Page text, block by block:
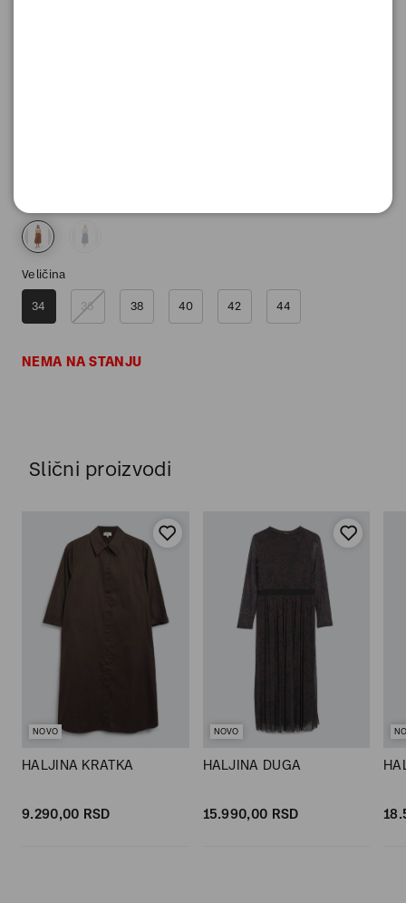
Veličina
34 36 38 40 42 44
NEMA NA STANJU
Slični proizvodi
NOVO
HALJINA KRATKA
9.290,00 RSD
NOVO
HALJINA DUGA
15.990,00 RSD